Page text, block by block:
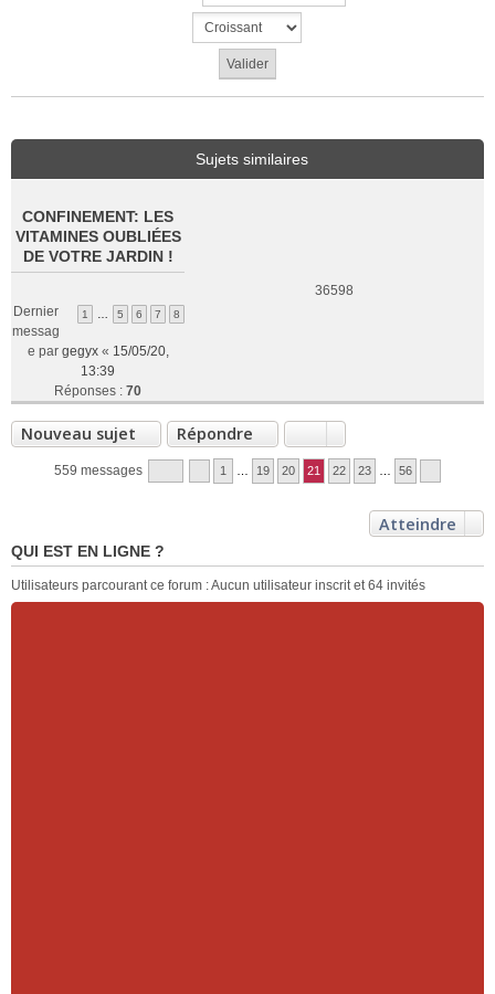
Sujets similaires
CONFINEMENT: LES
VITAMINES OUBLIÉES
DE VOTRE JARDIN !
1 5 6 7 8
Dernier
messag
e par gegyx« 15/05/20,
13:39
Réponses : 70
36598
Nouveau sujet Répondre
559 messages 1 19 20 21 22 23 56
Atteindre
QUI EST EN LIGNE ?
Utilisateurs parcourant ce forum : Aucun utilisateur inscrit et 64 invités